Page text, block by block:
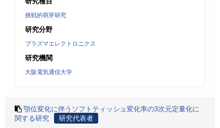
挑戦的萌芽研究
研究分野
プラズマエレクトロニクス
研究機関
大阪電気通信大学
顎位変化に伴うソフトティッシュ変化率の3次元定量化に
関する研究
研究代表者